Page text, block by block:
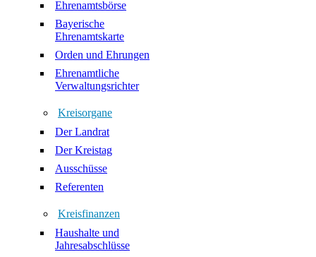
Ehrenamtsbörse
Bayerische
Ehrenamtskarte
Orden und Ehrungen
Ehrenamtliche
Verwaltungsrichter
Kreisorgane
Der Landrat
Der Kreistag
Ausschüsse
Referenten
Kreisfinanzen
Haushalte und
Jahresabschlüsse